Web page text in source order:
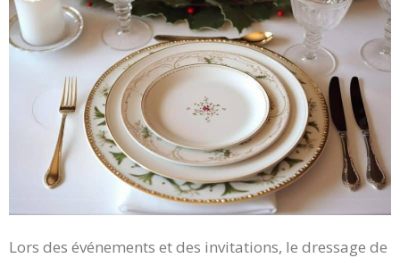
Lors des événements et des invitations, le dressage de